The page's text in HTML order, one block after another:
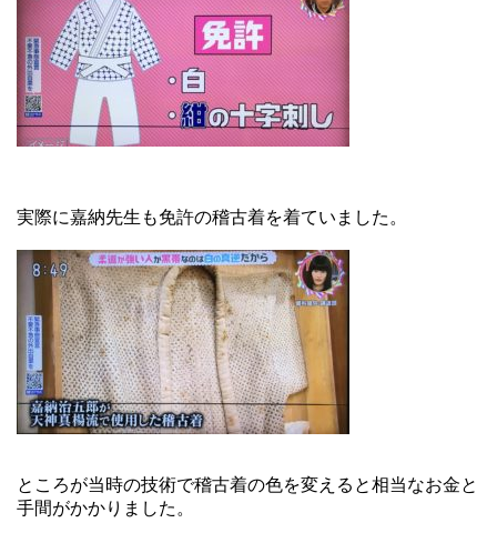
実際に嘉納先生も免許の稽古着を着ていました。
ところが当時の技術で稽古着の色を変えると相当なお金と
手間がかかりました。